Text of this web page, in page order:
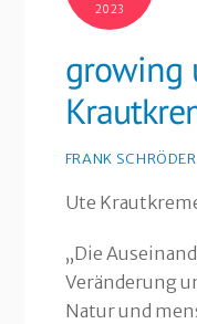
2023
growing
FRANK SCHRÖDER
Ute
„Die
Veränderung
Natur und